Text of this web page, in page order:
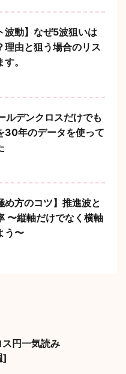
波動】なぜ5波狙いは
理由と狙う場合のリス
。
ルデンクロスだけでも
30年のデータを使って
め方のコツ】推進波と
〜縦軸だけでなく横軸
う〜
ス円一気読み
]